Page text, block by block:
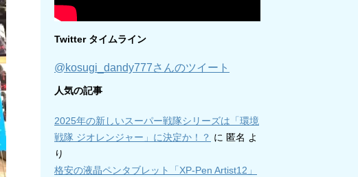
Twitter タイムライン
@kosugi_dandy777さんのツイート
人気の記事
2025年の新しいスーパー戦隊シリーズは「環境
戦隊 ジオレンジャー」に決定か！？ に 匿名 よ
り
格安の液晶ペンタブレット「XP-Pen Artist12」